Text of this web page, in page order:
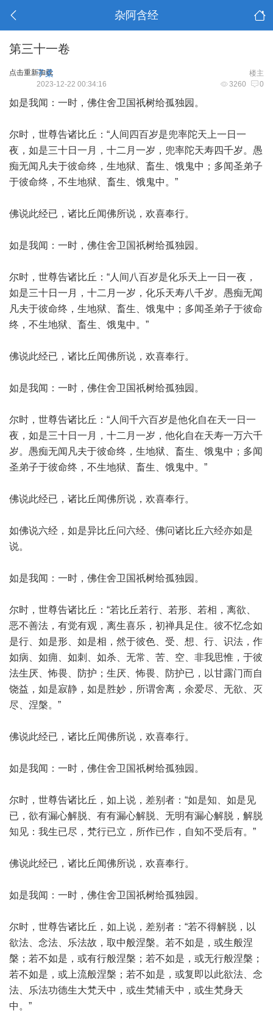
杂阿含经
第三十一卷
点击重新加载 楼主
子柔
3260 0
2023-12-22 00:34:16
如是我闻：一时，佛住舍卫国祇树给孤独园。
尔时，世尊告诸比丘：“人间四百岁是兜率陀天上一日一
夜，如是三十日一月，十二月一岁，兜率陀天寿四千岁。愚
痴无闻凡夫于彼命终，生地狱、畜生、饿鬼中；多闻圣弟子
于彼命终，不生地狱、畜生、饿鬼中。”
佛说此经已，诸比丘闻佛所说，欢喜奉行。
如是我闻：一时，佛住舍卫国祇树给孤独园。
尔时，世尊告诸比丘：“人间八百岁是化乐天上一日一夜，
如是三十日一月，十二月一岁，化乐天寿八千岁。愚痴无闻
凡夫于彼命终，生地狱、畜生、饿鬼中；多闻圣弟子于彼命
终，不生地狱、畜生、饿鬼中。”
佛说此经已，诸比丘闻佛所说，欢喜奉行。
如是我闻：一时，佛住舍卫国祇树给孤独园。
尔时，世尊告诸比丘：“人间千六百岁是他化自在天一日一
夜，如是三十日一月，十二月一岁，他化自在天寿一万六千
岁。愚痴无闻凡夫于彼命终，生地狱、畜生、饿鬼中；多闻
圣弟子于彼命终，不生地狱、畜生、饿鬼中。”
佛说此经已，诸比丘闻佛所说，欢喜奉行。
如佛说六经，如是异比丘问六经、佛问诸比丘六经亦如是
说。
如是我闻：一时，佛住舍卫国祇树给孤独园。
尔时，世尊告诸比丘：“若比丘若行、若形、若相，离欲、
恶不善法，有觉有观，离生喜乐，初禅具足住。彼不忆念如
是行、如是形、如是相，然于彼色、受、想、行、识法，作
如病、如痈、如刺、如杀、无常、苦、空、非我思惟，于彼
法生厌、怖畏、防护；生厌、怖畏、防护已，以甘露门而自
饶益，如是寂静，如是胜妙，所谓舍离，余爱尽、无欲、灭
尽、涅槃。”
佛说此经已，诸比丘闻佛所说，欢喜奉行。
如是我闻：一时，佛住舍卫国祇树给孤独园。
尔时，世尊告诸比丘，如上说，差别者：“如是知、如是见
已，欲有漏心解脱、有有漏心解脱、无明有漏心解脱，解脱
知见：我生已尽，梵行已立，所作已作，自知不受后有。”
佛说此经已，诸比丘闻佛所说，欢喜奉行。
如是我闻：一时，佛住舍卫国祇树给孤独园。
尔时，世尊告诸比丘，如上说，差别者：“若不得解脱，以
欲法、念法、乐法故，取中般涅槃。若不如是，或生般涅
槃；若不如是，或有行般涅槃；若不如是，或无行般涅槃；
若不如是，或上流般涅槃；若不如是，或复即以此欲法、念
法、乐法功德生大梵天中，或生梵辅天中，或生梵身天
中。”